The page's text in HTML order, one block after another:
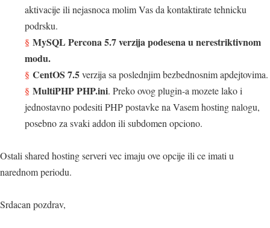
aktivacije ili nejasnoca molim Vas da kontaktirate tehnicku
podrsku.
MySQL Percona 5.7 verzija podesena u nerestriktivnom
modu.
CentOS 7.5verzija sa poslednjim bezbednosnim apdejtovima.
MultiPHP PHP.ini. Preko ovog plugin-a mozete lako i
jednostavno podesiti PHP postavke na Vasem hosting nalogu,
posebno za svaki addon ili subdomen opciono.
Ostali shared hosting serveri vec imaju ove opcije ili ce imati u
narednom periodu.
Srdacan pozdrav,